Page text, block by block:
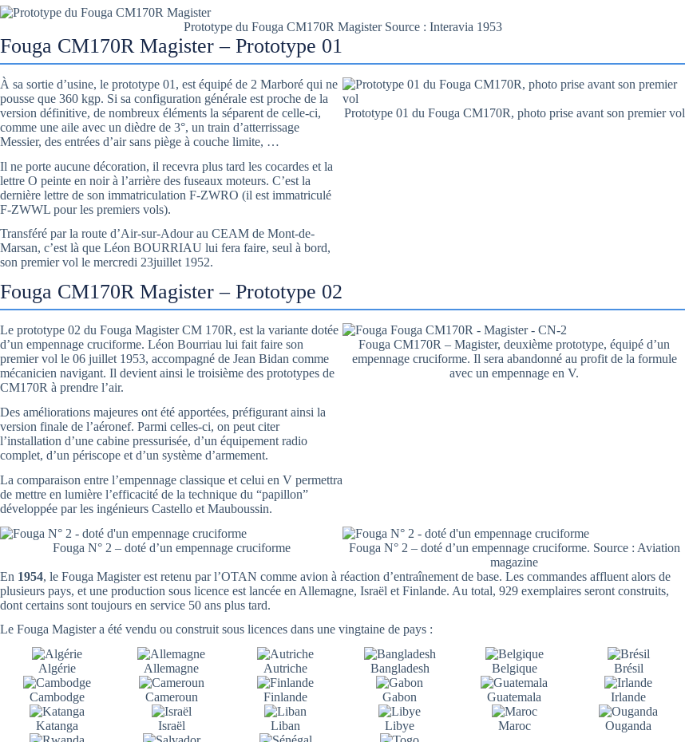
Prototype du Fouga CM170R Magister Source : Interavia 1953
Fouga CM170R Magister – Prototype 01
À sa sortie d’usine, le prototype 01, est équipé de 2 Marboré qui ne
pousse que 360 kgp. Si sa configuration générale est proche de la
version définitive, de nombreux éléments la séparent de celle-ci,
comme une aile avec un dièdre de 3°, un train d’atterrissage
Messier, des entrées d’air sans piège à couche limite, …
Il ne porte aucune décoration, il recevra plus tard les cocardes et la
lettre O peinte en noir à l’arrière des fuseaux moteurs. C’est la
dernière lettre de son immatriculation F-ZWRO (il est immatriculé
F-ZWWL pour les premiers vols).
Transféré par la route d’Air-sur-Adour au CEAM de Mont-de-
Marsan, c’est là que Léon BOURRIAU lui fera faire, seul à bord,
son premier vol le mercredi 23juillet 1952.
Prototype 01 du Fouga CM170R, photo prise avant son premier vol
Fouga CM170R Magister – Prototype 02
Le prototype 02 du Fouga Magister CM 170R, est la variante dotée
d’un empennage cruciforme. Léon Bourriau lui fait faire son
premier vol le 06 juillet 1953, accompagné de Jean Bidan comme
mécanicien navigant. Il devient ainsi le troisième des prototypes de
CM170R à prendre l’air.
Des améliorations majeures ont été apportées, préfigurant ainsi la
version finale de l’aéronef. Parmi celles-ci, on peut citer
l’installation d’une cabine pressurisée, d’un équipement radio
complet, d’un périscope et d’un système d’armement.
La comparaison entre l’empennage classique et celui en V permettra
de mettre en lumière l’efficacité de la technique du “papillon”
développée par les ingénieurs Castello et Mauboussin.
Fouga CM170R – Magister, deuxième prototype, équipé d’un
empennage cruciforme. Il sera abandonné au profit de la formule
avec un empennage en V.
Fouga N° 2 – doté d’un empennage cruciforme
Fouga N° 2 – doté d’un empennage cruciforme. Source : Aviation
magazine
En 1954, le Fouga Magister est retenu par l’OTAN comme avion à réaction d’entraînement de base. Les commandes affluent alors de
plusieurs pays, et une production sous licence est lancée en Allemagne, Israël et Finlande. Au total, 929 exemplaires seront construits,
dont certains sont toujours en service 50 ans plus tard.
Le Fouga Magister a été vendu ou construit sous licences dans une vingtaine de pays :
Algérie Allemagne Autriche Bangladesh Belgique Brésil
Cambodge Cameroun Finlande Gabon Guatemala Irlande
Katanga Israël Liban Libye Maroc Ouganda